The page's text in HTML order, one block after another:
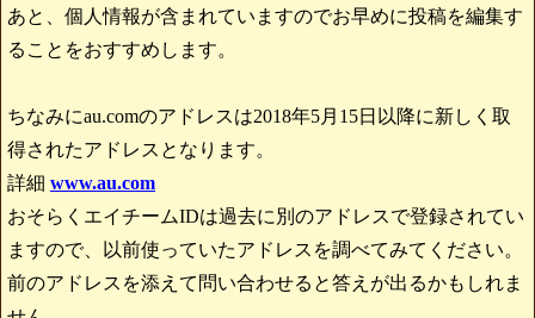
あと、個人情報が含まれていますのでお早めに投稿を編集す
ることをおすすめします。
ちなみにau.comのアドレスは2018年5月15日以降に新しく取
得されたアドレスとなります。
詳細 www.au.com
おそらくエイチームIDは過去に別のアドレスで登録されてい
ますので、以前使っていたアドレスを調べてみてください。
前のアドレスを添えて問い合わせると答えが出るかもしれま